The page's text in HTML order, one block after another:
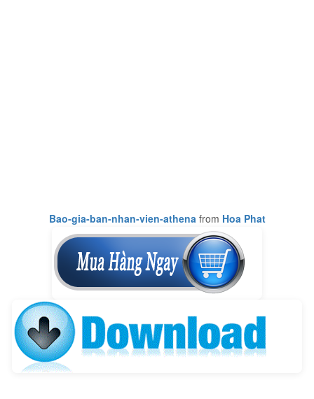
Bao-gia-ban-nhan-vien-athena from Hoa Phat